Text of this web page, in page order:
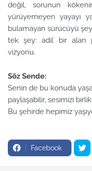
değil, sorunun
yürüyemeyen yayayı
bulamayan sürücüyü
tek şey:adil bir alan
vizyonu.
Söz Sende:
Senin de bu konuda
paylaşabilir, sesimizi
Bu şehirde hepimiz
Facebook